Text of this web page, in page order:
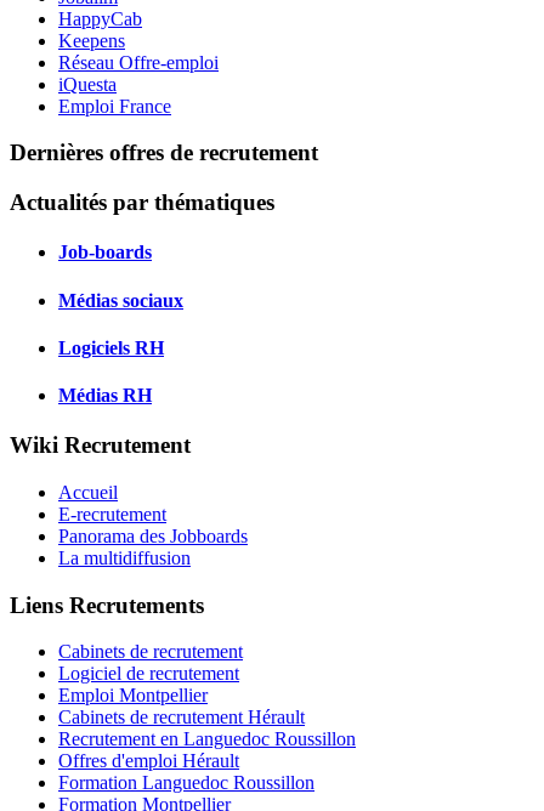
HappyCab
Keepens
Réseau Offre-emploi
iQuesta
Emploi France
Dernières offres de recrutement
Actualités par thématiques
Job-boards
Médias sociaux
Logiciels RH
Médias RH
Wiki Recrutement
Accueil
E-recrutement
Panorama des Jobboards
La multidiffusion
Liens Recrutements
Cabinets de recrutement
Logiciel de recrutement
Emploi Montpellier
Cabinets de recrutement Hérault
Recrutement en Languedoc Roussillon
Offres d'emploi Hérault
Formation Languedoc Roussillon
Formation Montpellier